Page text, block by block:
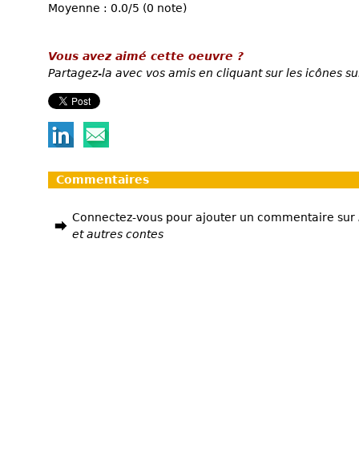
Moyenne : 0.0/5 (0 note)
Vous avez aimé cette oeuvre ?
Partagez-la avec vos amis en cliquant sur les icônes
Commentaires
Connectez-vous pour ajouter un commentaire sur
et autres contes